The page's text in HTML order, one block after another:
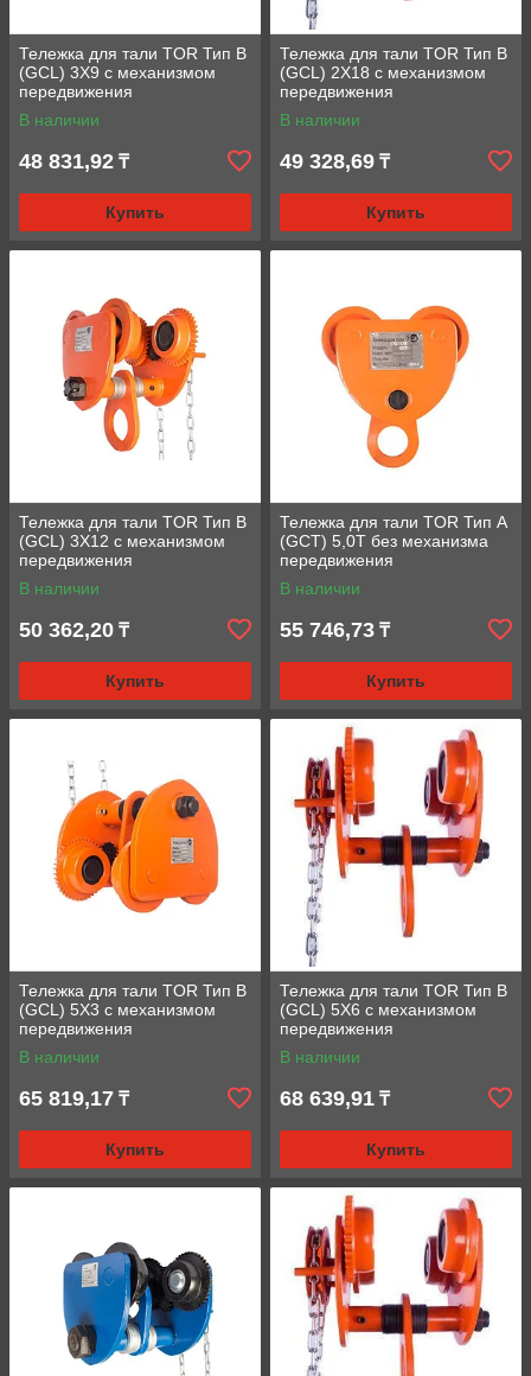
Тележка для тали TOR Тип В
(GCL) 3Х9 с механизмом
передвижения
В наличии
48 831,92 ₸
Купить
Тележка для тали TOR Тип В
(GCL) 2Х18 с механизмом
передвижения
В наличии
49 328,69 ₸
Купить
Тележка для тали TOR Тип В
(GCL) 3Х12 с механизмом
передвижения
В наличии
50 362,20 ₸
Купить
Тележка для тали TOR Тип А
(GCT) 5,0T без механизма
передвижения
В наличии
55 746,73 ₸
Купить
Тележка для тали TOR Тип В
(GCL) 5Х3 с механизмом
передвижения
В наличии
65 819,17 ₸
Купить
Тележка для тали TOR Тип В
(GCL) 5Х6 с механизмом
передвижения
В наличии
68 639,91 ₸
Купить